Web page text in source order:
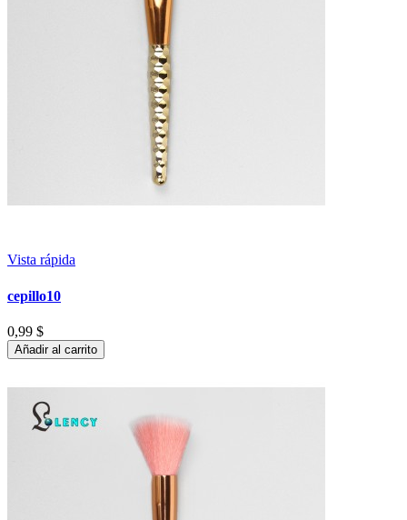
Vista rápida
cepillo10
0,99 $
Añadir al carrito